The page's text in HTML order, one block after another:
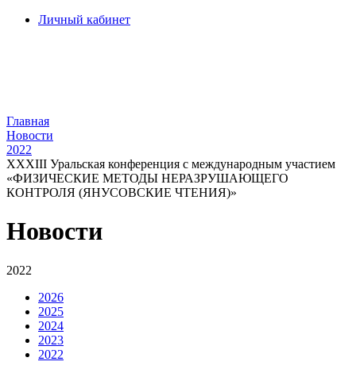
Личный кабинет
Главная
Новости
2022
XXXIII Уральская конференция с международным участием
«ФИЗИЧЕСКИЕ МЕТОДЫ НЕРАЗРУШАЮЩЕГО
КОНТРОЛЯ (ЯНУСОВСКИЕ ЧТЕНИЯ)»
Новости
2022
2026
2025
2024
2023
2022